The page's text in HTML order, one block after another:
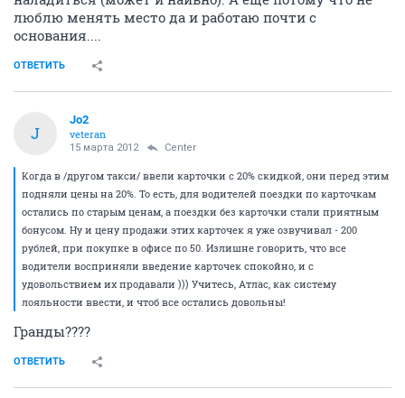
люблю менять место да и работаю почти с
основания....
ОТВЕТИТЬ
J
Jo2
veteran
15 марта 2012 Center
Когда в /другом такси/ ввели карточки с 20% скидкой, они перед этим
подняли цены на 20%. То есть, для водителей поездки по карточкам
остались по старым ценам, а поездки без карточки стали приятным
бонусом. Ну и цену продажи этих карточек я уже озвучивал - 200
рублей, при покупке в офисе по 50. Излишне говорить, что все
водители восприняли введение карточек спокойно, и с
удовольствием их продавали ))) Учитесь, Атлас, как систему
лояльности ввести, и чтоб все остались довольны!
Гранды????
ОТВЕТИТЬ